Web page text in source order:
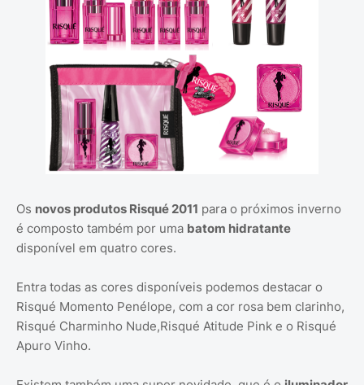
Os novos produtos Risqué 2011 para o próximos inverno
é composto também por uma batom hidratante
disponível em quatro cores.
Entra todas as cores disponíveis podemos destacar o
Risqué Momento Penélope, com a cor rosa bem clarinho,
Risqué Charminho Nude,Risqué Atitude Pink e o Risqué
Apuro Vinho.